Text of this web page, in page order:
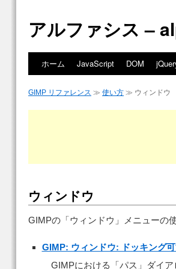
アルファシス –
ホーム JavaScript DOM
GIMP リファレンス ≫ 使い方 ≫ ウィンドウ
ウィンドウ
GIMPの「ウィンドウ」メニューの
GIMP: ウィンドウ: ドッキング
GIMPにおける「パス」ダイ